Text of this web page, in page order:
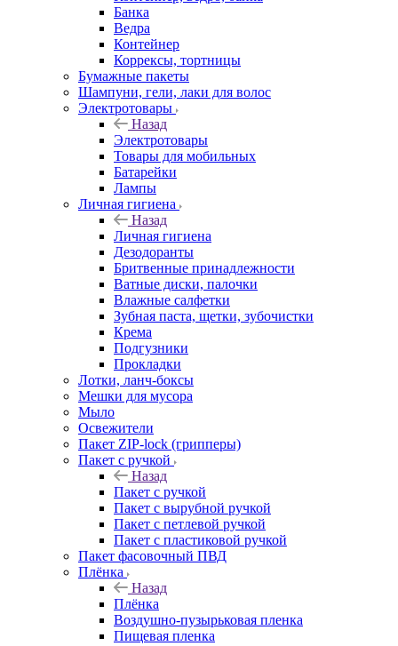
Банка
Ведра
Контейнер
Коррексы, тортницы
Бумажные пакеты
Шампуни, гели, лаки для волос
Электротовары
Назад
Электротовары
Товары для мобильных
Батарейки
Лампы
Личная гигиена
Назад
Личная гигиена
Дезодоранты
Бритвенные принадлежности
Ватные диски, палочки
Влажные салфетки
Зубная паста, щетки, зубочистки
Крема
Подгузники
Прокладки
Лотки, ланч-боксы
Мешки для мусора
Мыло
Освежители
Пакет ZIP-lock (грипперы)
Пакет с ручкой
Назад
Пакет с ручкой
Пакет с вырубной ручкой
Пакет с петлевой ручкой
Пакет с пластиковой ручкой
Пакет фасовочный ПВД
Плёнка
Назад
Плёнка
Воздушно-пузырьковая пленка
Пищевая пленка